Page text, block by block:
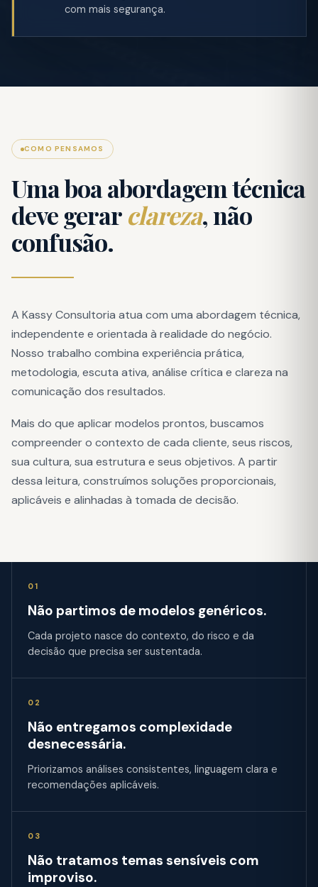
com mais segurança.
COMO PENSAMOS
Uma boa abordagem técnica
deve gerarclareza, não
confusão.
A Kassy Consultoria atua com uma abordagem técnica,
independente e orientada à realidade do negócio.
Nosso trabalho combina experiência prática,
metodologia, escuta ativa, análise crítica e clareza na
comunicação dos resultados.
Mais do que aplicar modelos prontos, buscamos
compreender o contexto de cada cliente, seus riscos,
sua cultura, sua estrutura e seus objetivos. A partir
dessa leitura, construímos soluções proporcionais,
aplicáveis e alinhadas à tomada de decisão.
01
Não partimos de modelos genéricos.
Cada projeto nasce do contexto, do risco e da
decisão que precisa ser sustentada.
02
Não entregamos complexidade
desnecessária.
Priorizamos análises consistentes, linguagem clara e
recomendações aplicáveis.
03
Não tratamos temas sensíveis com
improviso.